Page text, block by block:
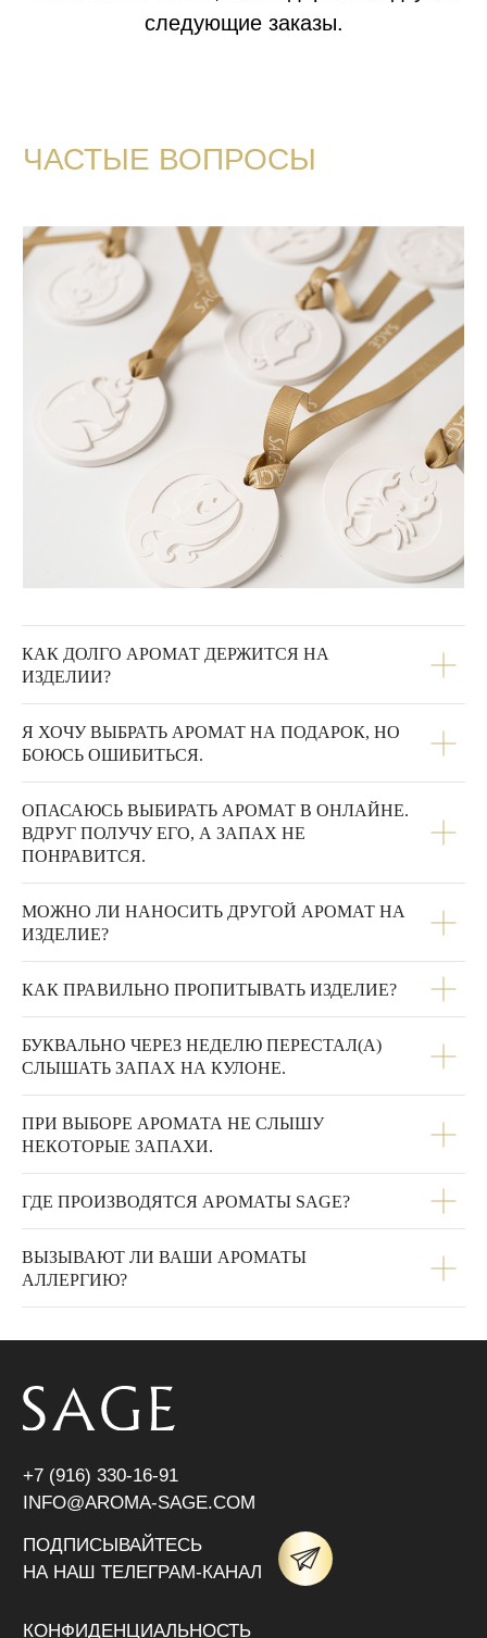
КАК ДОЛГО АРОМАТ ДЕРЖИТСЯ НА
ИЗДЕЛИИ?
Я ХОЧУ ВЫБРАТЬ АРОМАТ НА ПОДАРОК, НО
БОЮСЬ ОШИБИТЬСЯ.
ОПАСАЮСЬ ВЫБИРАТЬ АРОМАТ В ОНЛАЙНЕ.
ВДРУГ ПОЛУЧУ ЕГО, А ЗАПАХ НЕ
ПОНРАВИТСЯ.
МОЖНО ЛИ НАНОСИТЬ ДРУГОЙ АРОМАТ НА
ИЗДЕЛИЕ?
КАК ПРАВИЛЬНО ПРОПИТЫВАТЬ ИЗДЕЛИЕ?
БУКВАЛЬНО ЧЕРЕЗ НЕДЕЛЮ ПЕРЕСТАЛ(А)
СЛЫШАТЬ ЗАПАХ НА КУЛОНЕ.
ПРИ ВЫБОРЕ АРОМАТА НЕ СЛЫШУ
НЕКОТОРЫЕ ЗАПАХИ.
ГДЕ ПРОИЗВОДЯТСЯ АРОМАТЫ SAGE?
ВЫЗЫВАЮТ ЛИ ВАШИ АРОМАТЫ
АЛЛЕРГИЮ?